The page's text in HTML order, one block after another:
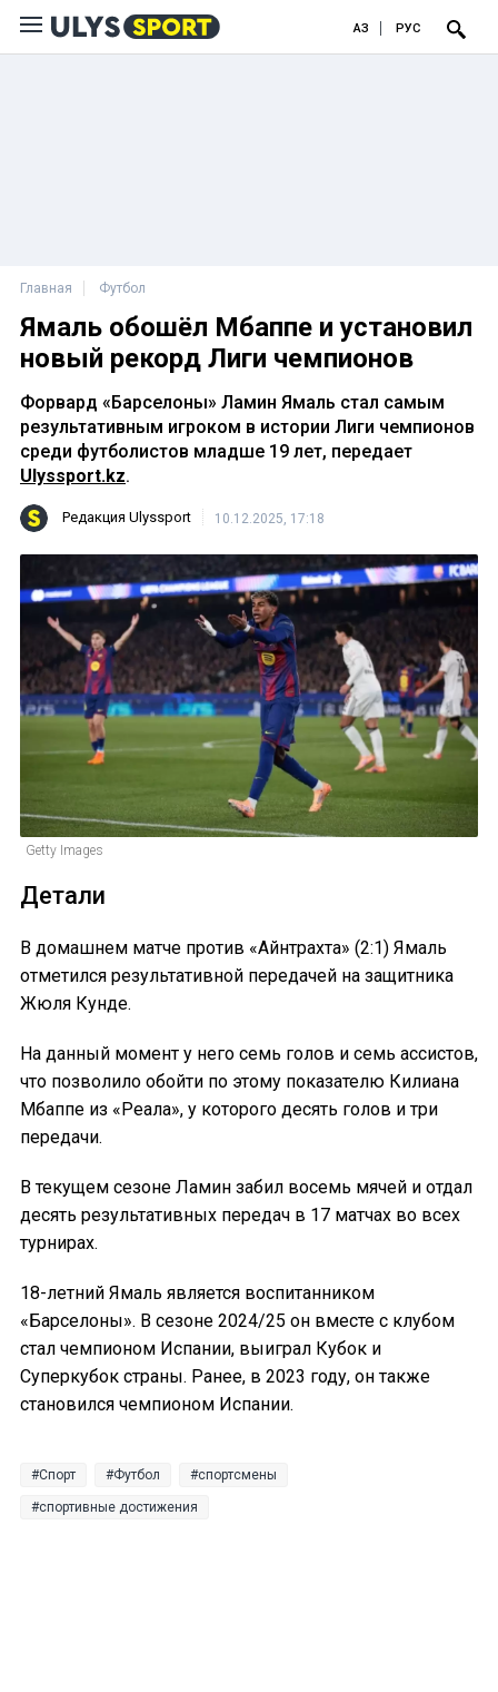
ҚАЗ РУС
Главная Футбол
Ямаль обошёл Мбаппе и установил
новый рекорд Лиги чемпионов
Форвард «Барселоны» Ламин Ямаль стал самым
результативным игроком в истории Лиги чемпионов
среди футболистов младше 19 лет, передает
Ulyssport.kz.
Редакция Ulyssport 10.12.2025, 17:18
Getty Images
Детали
В домашнем матче против «Айнтрахта» (2:1) Ямаль
отметился результативной передачей на защитника
Жюля Кунде.
На данный момент у него семь голов и семь ассистов,
что позволило обойти по этому показателю Килиана
Мбаппе из «Реала», у которого десять голов и три
передачи.
В текущем сезоне Ламин забил восемь мячей и отдал
десять результативных передач в 17 матчах во всех
турнирах.
18-летний Ямаль является воспитанником
«Барселоны». В сезоне 2024/25 он вместе с клубом
стал чемпионом Испании, выиграл Кубок и
Суперкубок страны. Ранее, в 2023 году, он также
становился чемпионом Испании.
Спорт Футбол спортсмены
спортивные достижения